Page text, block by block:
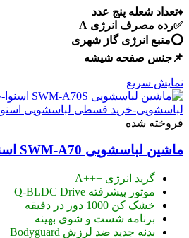
بود.
♦️تعداد شعله پنج عدد
✅رده مصرف انرژی A
⭕️منبع انرژی گاز شهری
📌جنس صفحه شیشه
نمایش سریع
فروخته شده
ماشین لباسشویی SWM-A70 اسنوا
گرید انرژی +++A
موتور پیشرفته Q-BLDC Drive
خشک کن 1000 دور در دقیقه
برنامه شست و شوی بهینه
بدنه جدید ضد لرزش Bodyguard